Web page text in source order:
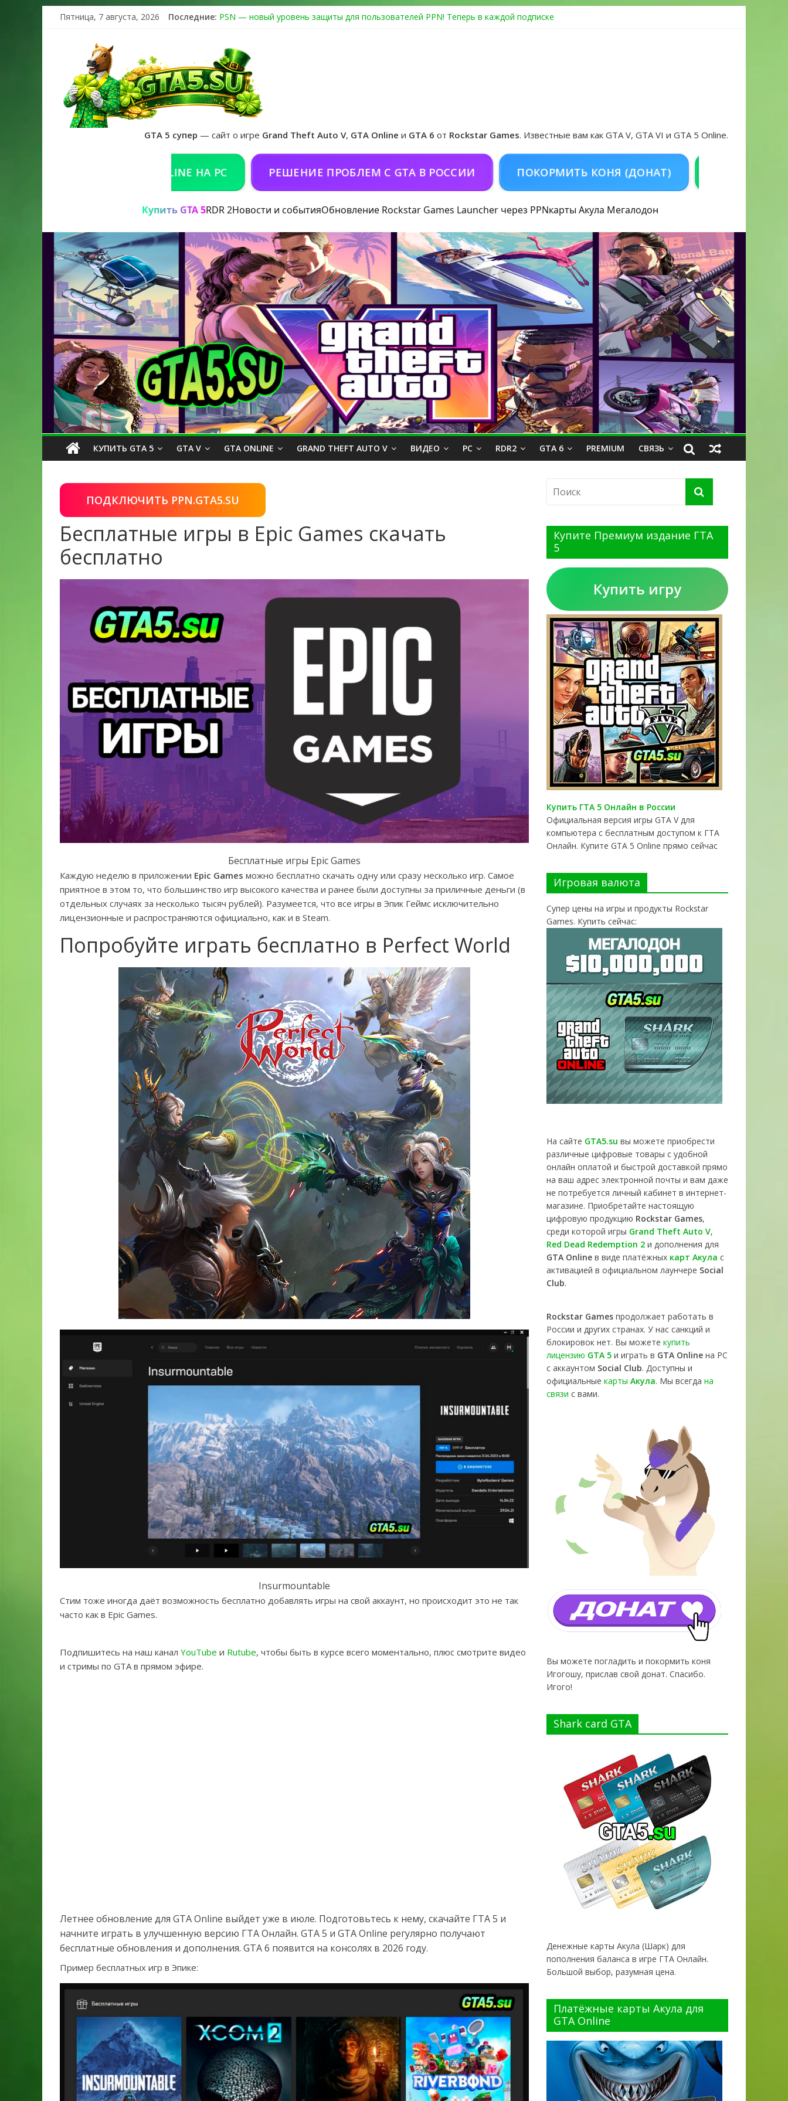
Пятница, 7 августа, 2026 Последние: PSN — новый уровень защиты для пользователей PPN! Теперь в каждой подписке
Получайте особые награды в GTA Online по программе Fine Art Collector
GTA 6 официальная обложка игры и Предзаказ Grand Theft Auto VI
GTA 5 супер — сайт о игре Grand Theft Auto V, GTA Online и GTA 6 от Rockstar Games. Известные вам как GTA V, GTA VI и GTA 5 Online.
КУПИТЬ GTA 5 ONLINE НА PC РЕШЕНИЕ ПРОБЛЕМ С GTA В РОССИИ ПОКОРМИТЬ КОНЯ (ДОНАТ) КУПИТЬ GTA 5
Купить GTA 5RDR 2Новости и событияОбновление Rockstar Games Launcher через PPNкарты Акула Мегалодон
КУПИТЬ GTA 5 GTA V GTA ONLINE GRAND THEFT AUTO V ВИДЕО PC RDR2 GTA 6 PREMIUM СВЯЗЬ
ПОДКЛЮЧИТЬ PPN.GTA5.SU
Бесплатные игры в Epic Games скачать
бесплатно
Бесплатные игры Epic Games
Каждую неделю в приложении Epic Games можно бесплатно скачать одну или сразу несколько игр. Самое
приятное в этом то, что большинство игр высокого качества и ранее были доступны за приличные деньги (в
отдельных случаях за несколько тысяч рублей). Разумеется, что все игры в Эпик Геймс исключительно
лицензионные и распространяются официально, как и в Steam.
Попробуйте играть бесплатно в Perfect World
Insurmountable
Стим тоже иногда даёт возможность бесплатно добавлять игры на свой аккаунт, но происходит это не так
часто как в Epic Games.
Подпишитесь на наш канал YouTube и Rutube, чтобы быть в курсе всего моментально, плюс смотрите видео
и стримы по GTA в прямом эфире.
Летнее обновление для GTA Online выйдет уже в июле. Подготовьтесь к нему, скачайте ГТА 5 и
начните играть в улучшенную версию ГТА Онлайн. GTA 5 и GTA Online регулярно получают
бесплатные обновления и дополнения. GTA 6 появится на консолях в 2026 году.
Пример бесплатных игр в Эпике:
Купите Премиум издание ГТА
5
Купить игру
Купить ГТА 5 Онлайн в России
Официальная версия игры GTA V для
компьютера с бесплатным доступом к ГТА
Онлайн. Купите GTA 5 Online прямо сейчас
Игровая валюта
Супер цены на игры и продукты Rockstar
Games. Купить сейчас:
На сайте GTA5.su вы можете приобрести
различные цифровые товары с удобной
онлайн оплатой и быстрой доставкой прямо
на ваш адрес электронной почты и вам даже
не потребуется личный кабинет в интернет-
магазине. Приобретайте настоящую
цифровую продукцию Rockstar Games,
среди которой игры Grand Theft Auto V,
Red Dead Redemption 2 и дополнения для
GTA Online в виде платёжных карт Акула с
активацией в официальном лаунчере Social
Club.
Rockstar Games продолжает работать в
России и других странах. У нас санкций и
блокировок нет. Вы можете купить
лицензию GTA 5 и играть в GTA Online на PC
с аккаунтом Social Club. Доступны и
официальные карты Акула. Мы всегда на
связи с вами.
Вы можете погладить и покормить коня
Игогошу, прислав свой донат. Спасибо.
Игого!
Shark card GTA
Денежные карты Акула (Шарк) для
пополнения баланса в игре ГТА Онлайн.
Большой выбор, разумная цена.
Платёжные карты Акула для
GTA Online